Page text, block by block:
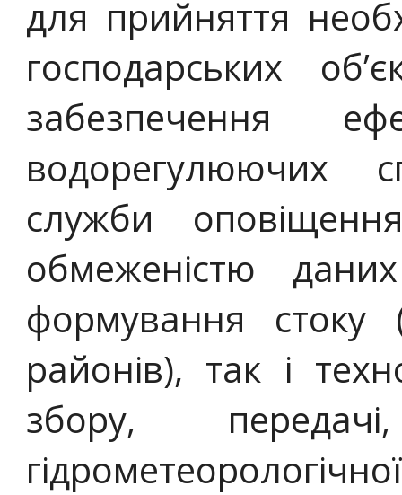
для прийняття
господарських
забезпечення
водорегулюючих
служби
обмеженістю
формування стоку
районів), так і
збору,